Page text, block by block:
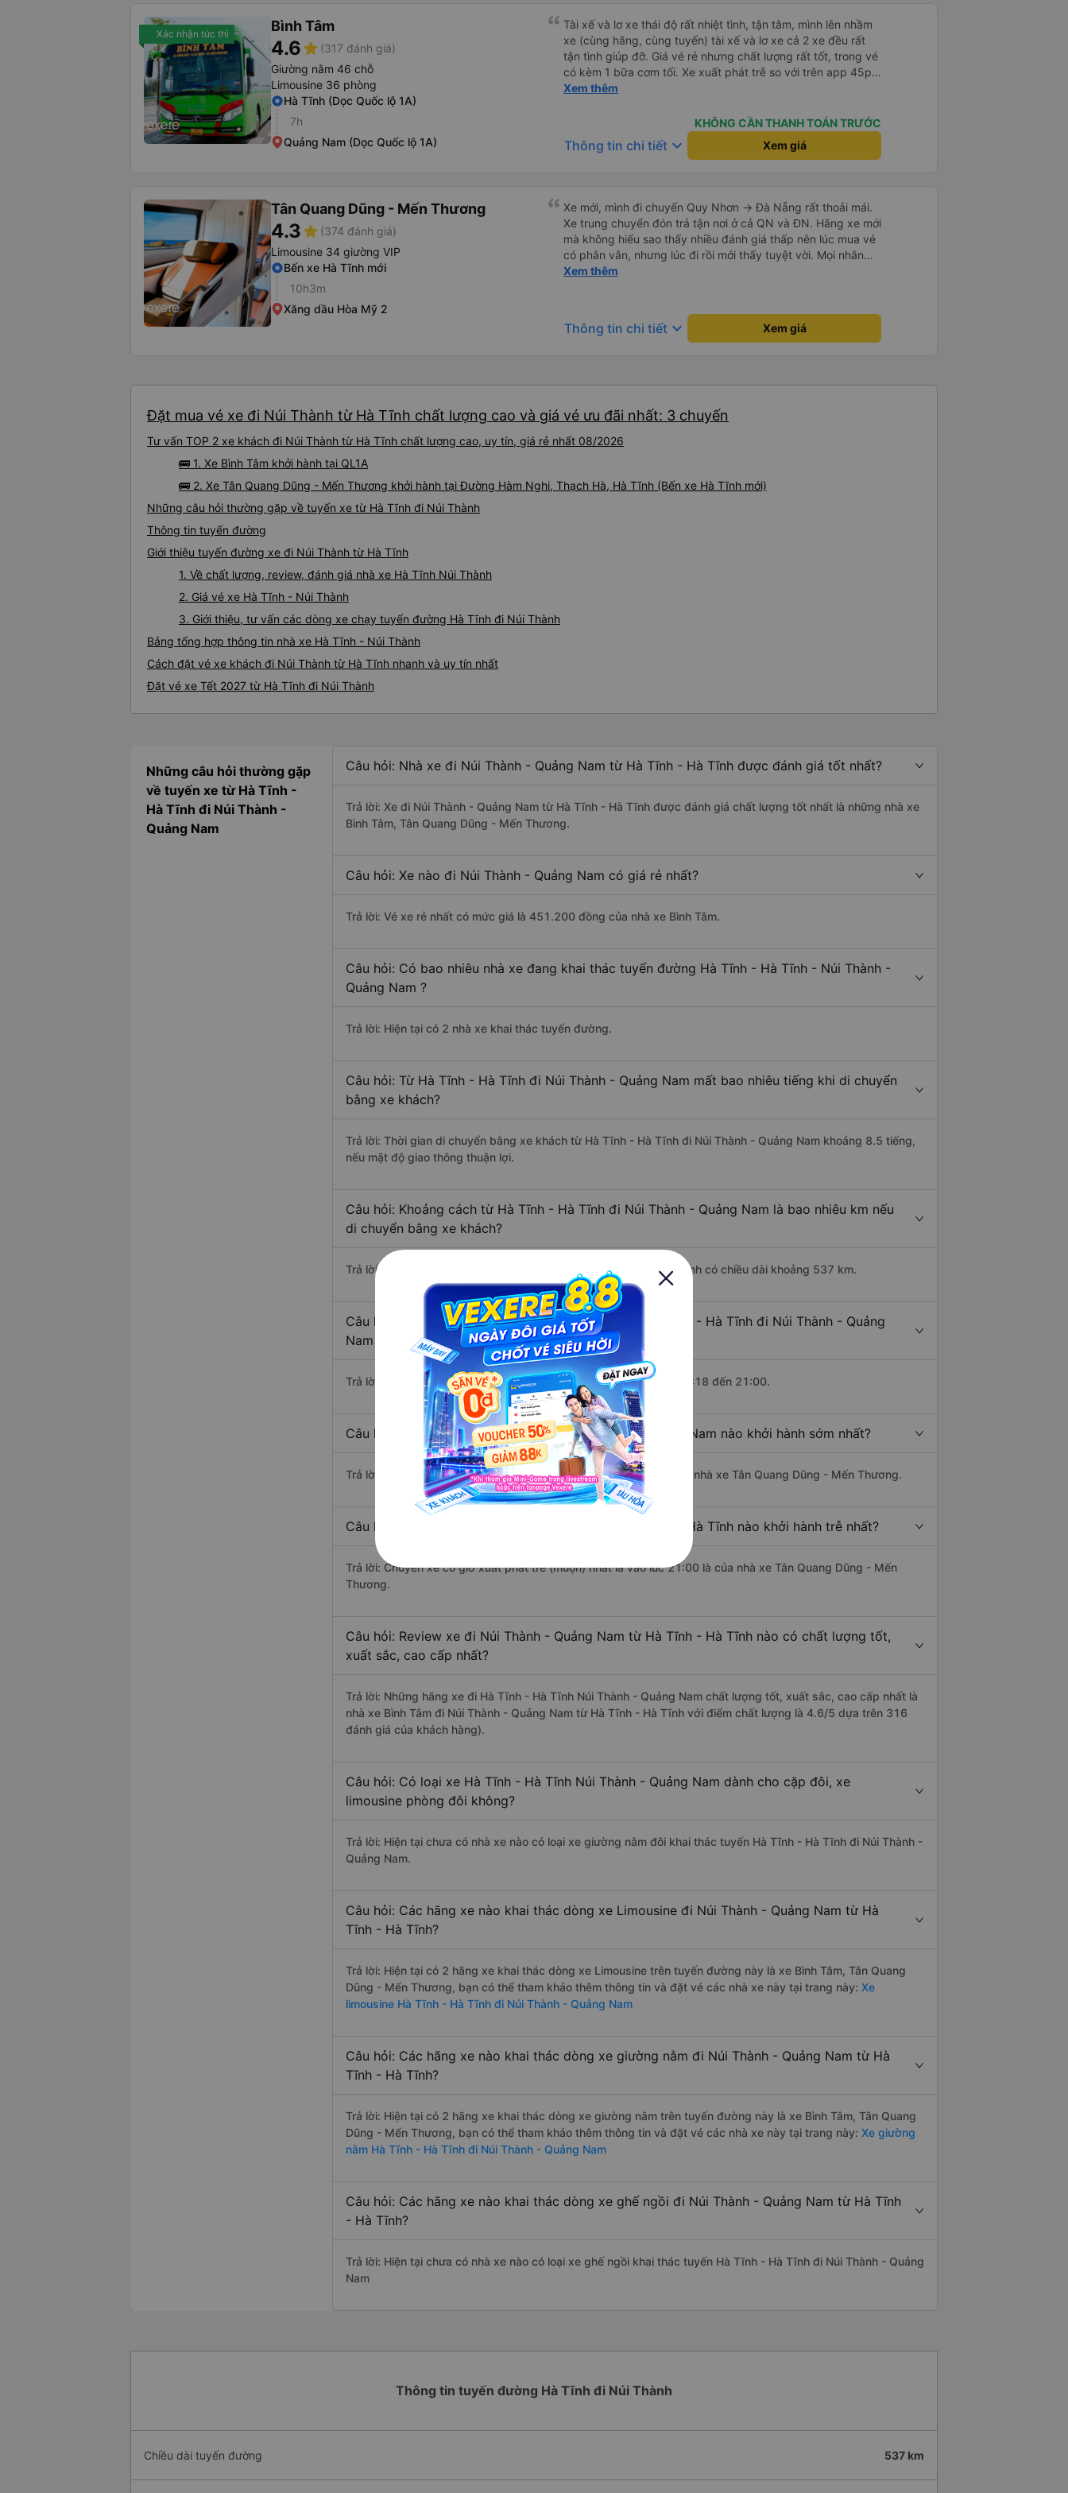
Xác nhận tức thì Bình Tâm
4.6star (317 đánh giá)
Giường nằm 46 chỗ
Limousine 36 phòng
Hà Tĩnh (Dọc Quốc lộ 1A)
7h
Quảng Nam (Dọc Quốc lộ 1A)
Tài xế và lơ xe thái độ rất nhiệt tình, tận tâm, mình lên nhầm
xe (cùng hãng, cùng tuyến) tài xế và lơ xe cả 2 xe đều rất
tận tình giúp đỡ. Giá vé rẻ nhưng chất lượng rất tốt, trong vé
có kèm 1 bữa cơm tối. Xe xuất phát trễ so với trên app 45p,
nhưng do bão nên trời mưa rất to, có thể thông cảm được.
Xem thêm
KHÔNG CẦN THANH TOÁN TRƯỚC
Thông tin chi tiết keyboard_arrow_down Xem giá
Tân Quang Dũng - Mến Thương
4.3star (374 đánh giá)
Limousine 34 giường VIP
Bến xe Hà Tĩnh mới
10h3m
Xăng dầu Hòa Mỹ 2
Xe mới, mình đi chuyến Quy Nhơn -> Đà Nẵng rất thoải mái.
Xe trung chuyển đón trả tận nơi ở cả QN và ĐN. Hãng xe mới
mà không hiểu sao thấy nhiều đánh giá thấp nên lúc mua vé
có phân vân, nhưng lúc đi rồi mới thấy tuyệt vời. Mọi nhân
viên đều thân thiện, nhiệt tình. Nhắn tin cho anh phụ lái nếu
nhẹ rồi :) Xe mới, điều hoà mạnh, sạch sẽ. Không hiểu sao
nhiều đánh giá thấp? Mọi người ủng hộ nhé, mình đi Quy
Xem thêm
Thông tin chi tiết keyboard_arrow_down Xem giá
Đặt mua vé xe đi Núi Thành từ Hà Tĩnh chất lượng cao và giá vé ưu đãi nhất: 3 chuyến
Tư vấn TOP 2 xe khách đi Núi Thành từ Hà Tĩnh chất lượng cao, uy tín, giá rẻ nhất 08/2026
🚌 1. Xe Bình Tâm khởi hành tại QL1A
🚌 2. Xe Tân Quang Dũng - Mến Thương khởi hành tại Đường Hàm Nghi, Thạch Hà, Hà Tĩnh (Bến xe Hà Tĩnh mới)
Những câu hỏi thường gặp về tuyến xe từ Hà Tĩnh đi Núi Thành
Thông tin tuyến đường
Giới thiệu tuyến đường xe đi Núi Thành từ Hà Tĩnh
1. Về chất lượng, review, đánh giá nhà xe Hà Tĩnh Núi Thành
2. Giá vé xe Hà Tĩnh - Núi Thành
3. Giới thiệu, tư vấn các dòng xe chạy tuyến đường Hà Tĩnh đi Núi Thành
Bảng tổng hợp thông tin nhà xe Hà Tĩnh - Núi Thành
Cách đặt vé xe khách đi Núi Thành từ Hà Tĩnh nhanh và uy tín nhất
Đặt vé xe Tết 2027 từ Hà Tĩnh đi Núi Thành
Những câu hỏi thường gặp
về tuyến xe từ Hà Tĩnh -
Hà Tĩnh đi Núi Thành -
Quảng Nam
Câu hỏi: Nhà xe đi Núi Thành - Quảng Nam từ Hà Tĩnh - Hà Tĩnh được đánh giá tốt nhất?
Trả lời: Xe đi Núi Thành - Quảng Nam từ Hà Tĩnh - Hà Tĩnh được đánh giá chất lượng tốt nhất là những nhà xe
Bình Tâm, Tân Quang Dũng - Mến Thương.
Câu hỏi: Xe nào đi Núi Thành - Quảng Nam có giá rẻ nhất?
Trả lời: Vé xe rẻ nhất có mức giá là 451.200 đồng của nhà xe Bình Tâm.
Câu hỏi: Có bao nhiêu nhà xe đang khai thác tuyến đường Hà Tĩnh - Hà Tĩnh - Núi Thành -
Quảng Nam ?
Trả lời: Hiện tại có 2 nhà xe khai thác tuyến đường.
Câu hỏi: Từ Hà Tĩnh - Hà Tĩnh đi Núi Thành - Quảng Nam mất bao nhiêu tiếng khi di chuyển
bằng xe khách?
Trả lời: Thời gian di chuyển bằng xe khách từ Hà Tĩnh - Hà Tĩnh đi Núi Thành - Quảng Nam khoảng 8.5 tiếng,
nếu mật độ giao thông thuận lợi.
Câu hỏi: Khoảng cách từ Hà Tĩnh - Hà Tĩnh đi Núi Thành - Quảng Nam là bao nhiêu km nếu
di chuyển bằng xe khách?
Trả lời: Đoạn đường đi Núi Thành - Quảng Nam từ Hà Tĩnh - Hà Tĩnh có chiều dài khoảng 537 km.
Câu hỏi: Mỗi ngày có bao nhiêu chuyến xe khách Hà Tĩnh - Hà Tĩnh đi Núi Thành - Quảng
Nam ?
Trả lời: Trung bình mỗi ngày có khoảng 3 chuyến xe bắt đầu từ 16:18 đến 21:00.
Câu hỏi: Nhà xe đi Hà Tĩnh - Hà Tĩnh Núi Thành - Quảng Nam nào khởi hành sớm nhất?
Trả lời: Chuyến xe có giờ xuất phát sớm nhất vào lúc 16:18 là của nhà xe Tân Quang Dũng - Mến Thương.
Câu hỏi: Nhà xe đi Núi Thành - Quảng Nam từ Hà Tĩnh - Hà Tĩnh nào khởi hành trễ nhất?
Trả lời: Chuyến xe có giờ xuất phát trễ (muộn) nhất là vào lúc 21:00 là của nhà xe Tân Quang Dũng - Mến
Thương.
Câu hỏi: Review xe đi Núi Thành - Quảng Nam từ Hà Tĩnh - Hà Tĩnh nào có chất lượng tốt,
xuất sắc, cao cấp nhất?
Trả lời: Những hãng xe đi Hà Tĩnh - Hà Tĩnh Núi Thành - Quảng Nam chất lượng tốt, xuất sắc, cao cấp nhất là
nhà xe Bình Tâm đi Núi Thành - Quảng Nam từ Hà Tĩnh - Hà Tĩnh với điểm chất lượng là 4.6/5 dựa trên 316
đánh giá của khách hàng).
Câu hỏi: Có loại xe Hà Tĩnh - Hà Tĩnh Núi Thành - Quảng Nam dành cho cặp đôi, xe
limousine phòng đôi không?
Trả lời: Hiện tại chưa có nhà xe nào có loại xe giường nằm đôi khai thác tuyến Hà Tĩnh - Hà Tĩnh đi Núi Thành -
Quảng Nam.
Câu hỏi: Các hãng xe nào khai thác dòng xe Limousine đi Núi Thành - Quảng Nam từ Hà
Tĩnh - Hà Tĩnh?
Trả lời: Hiện tại có 2 hãng xe khai thác dòng xe Limousine trên tuyến đường này là xe Bình Tâm, Tân Quang
Dũng - Mến Thương, bạn có thể tham khảo thêm thông tin và đặt vé các nhà xe này tại trang này: Xe
limousine Hà Tĩnh - Hà Tĩnh đi Núi Thành - Quảng Nam
Câu hỏi: Các hãng xe nào khai thác dòng xe giường nằm đi Núi Thành - Quảng Nam từ Hà
Tĩnh - Hà Tĩnh?
Trả lời: Hiện tại có 2 hãng xe khai thác dòng xe giường nằm trên tuyến đường này là xe Bình Tâm, Tân Quang
Dũng - Mến Thương, bạn có thể tham khảo thêm thông tin và đặt vé các nhà xe này tại trang này: Xe giường
nằm Hà Tĩnh - Hà Tĩnh đi Núi Thành - Quảng Nam
Câu hỏi: Các hãng xe nào khai thác dòng xe ghế ngồi đi Núi Thành - Quảng Nam từ Hà Tĩnh
- Hà Tĩnh?
Trả lời: Hiện tại chưa có nhà xe nào có loại xe ghế ngồi khai thác tuyến Hà Tĩnh - Hà Tĩnh đi Núi Thành - Quảng
Nam
Thông tin tuyến đường Hà Tĩnh đi Núi Thành
Chiều dài tuyến đường 537 km